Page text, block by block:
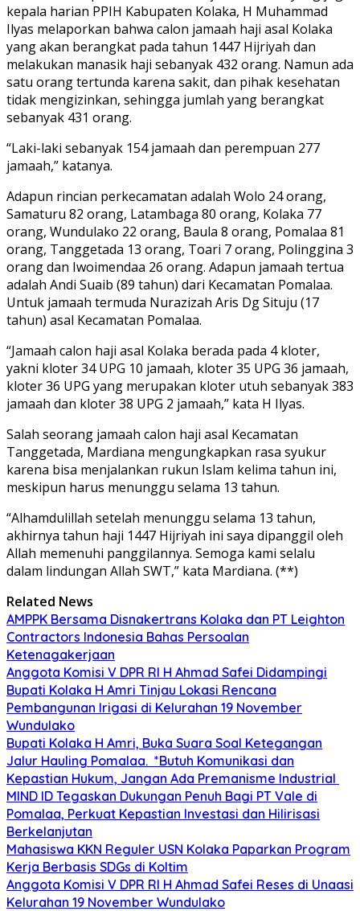
kepala harian PPIH Kabupaten Kolaka, H Muhammad
Ilyas melaporkan bahwa calon jamaah haji asal Kolaka
yang akan berangkat pada tahun 1447 Hijriyah dan
melakukan manasik haji sebanyak 432 orang. Namun ada
satu orang tertunda karena sakit, dan pihak kesehatan
tidak mengizinkan, sehingga jumlah yang berangkat
sebanyak 431 orang.
“Laki-laki sebanyak 154 jamaah dan perempuan 277
jamaah,” katanya.
Adapun rincian perkecamatan adalah Wolo 24 orang,
Samaturu 82 orang, Latambaga 80 orang, Kolaka 77
orang, Wundulako 22 orang, Baula 8 orang, Pomalaa 81
orang, Tanggetada 13 orang, Toari 7 orang, Polinggina 3
orang dan Iwoimendaa 26 orang. Adapun jamaah tertua
adalah Andi Suaib (89 tahun) dari Kecamatan Pomalaa.
Untuk jamaah termuda Nurazizah Aris Dg Situju (17
tahun) asal Kecamatan Pomalaa.
“Jamaah calon haji asal Kolaka berada pada 4 kloter,
yakni kloter 34 UPG 10 jamaah, kloter 35 UPG 36 jamaah,
kloter 36 UPG yang merupakan kloter utuh sebanyak 383
jamaah dan kloter 38 UPG 2 jamaah,” kata H Ilyas.
Salah seorang jamaah calon haji asal Kecamatan
Tanggetada, Mardiana mengungkapkan rasa syukur
karena bisa menjalankan rukun Islam kelima tahun ini,
meskipun harus menunggu selama 13 tahun.
“Alhamdulillah setelah menunggu selama 13 tahun,
akhirnya tahun haji 1447 Hijriyah ini saya dipanggil oleh
Allah memenuhi panggilannya. Semoga kami selalu
dalam lindungan Allah SWT,” kata Mardiana. (**)
Related News
AMPPK Bersama Disnakertrans Kolaka dan PT Leighton
Contractors Indonesia Bahas Persoalan
Ketenagakerjaan
Anggota Komisi V DPR RI H Ahmad Safei Didampingi
Bupati Kolaka H Amri Tinjau Lokasi Rencana
Pembangunan Irigasi di Kelurahan 19 November
Wundulako
Bupati Kolaka H Amri, Buka Suara Soal Ketegangan
Jalur Hauling Pomalaa. *Butuh Komunikasi dan
Kepastian Hukum, Jangan Ada Premanisme Industrial
MIND ID Tegaskan Dukungan Penuh Bagi PT Vale di
Pomalaa, Perkuat Kepastian Investasi dan Hilirisasi
Berkelanjutan
Mahasiswa KKN Reguler USN Kolaka Paparkan Program
Kerja Berbasis SDGs di Koltim
Anggota Komisi V DPR RI H Ahmad Safei Reses di Unaasi
Kelurahan 19 November Wundulako